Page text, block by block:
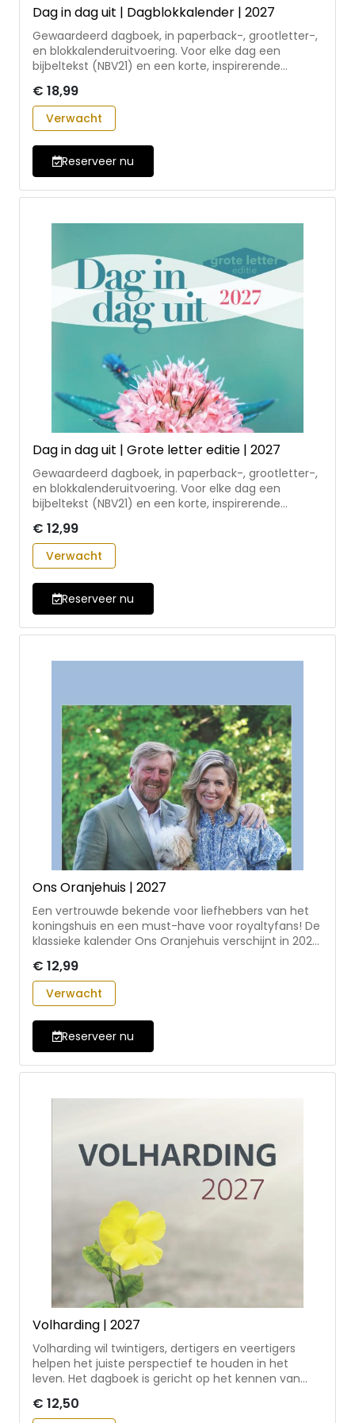
Dag in dag uit | Dagblokkalender | 2027
Gewaardeerd dagboek, in paperback-, grootletter-,
en blokkalenderuitvoering. Voor elke dag een
bijbeltekst (NBV21) en een korte, inspirerende
pakkende oneliner. Geschreven door auteurs uit
diverse kerkelijke richtingen, onder redactie van
Mariska Compagnie, in nauwe samenwerking met
het Leger des Heils. Inclusief vermelding van joodse
en nationale feestdagen. Dit is de dagblokkalender
uitvoering.
€ 18,99
Verwacht
Reserveer nu
Dag in dag uit | Grote letter editie | 2027
Gewaardeerd dagboek, in paperback-, grootletter-,
en blokkalenderuitvoering. Voor elke dag een
bijbeltekst (NBV21) en een korte, inspirerende
pakkende oneliner. Geschreven door auteurs uit
diverse kerkelijke richtingen, onder redactie van
Mariska Compagnie, in nauwe samenwerking met
het Leger des Heils. Inclusief vermelding van joodse
€ 12,99
Verwacht
Reserveer nu
Ons Oranjehuis | 2027
Een vertrouwde bekende voor liefhebbers van het
koningshuis en een must-have voor royaltyfans! De
klassieke kalender Ons Oranjehuis verschijnt in 2027
duurzaam uitgevoerd: het handzame formaat gaat
samen met een duidelijk calendarium. Een
achterzijde van stevig bordkarton, een transparant
ophanghaakje maken de kalender compleet. • met
dertien prachtige fullcolour foto’s van recente
datum die een gevarieerde en originele blik op de
leden van de koninklijke familie geven • inclusief
€ 12,99
Verwacht
Reserveer nu
Volharding | 2027
Volharding wil twintigers, dertigers en veertigers
helpen het juiste perspectief te houden in het
leven. Het dagboek is gericht op het kennen van
van de lezer. • actueel geschreven dagboek voor
€ 12,50